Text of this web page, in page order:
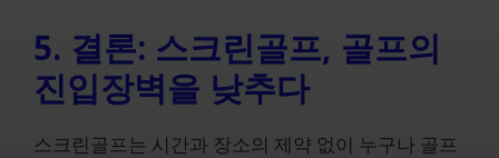
5. 결론: 스크린골프, 골프의
진입장벽을 낮추다
스크린골프는 시간과 장소의 제약 없이 누구나 골프